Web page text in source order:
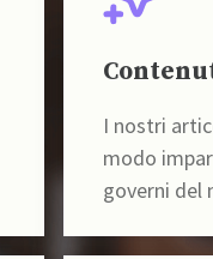
I nostri
modo
governi del